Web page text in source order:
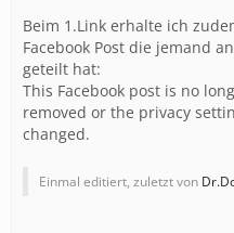
Beim 1.Link erhalte ich
Facebook Post die jemand
geteilt hat:
This Facebook post is no
removed or the privacy
changed.
Einmal editiert, zuletzt von